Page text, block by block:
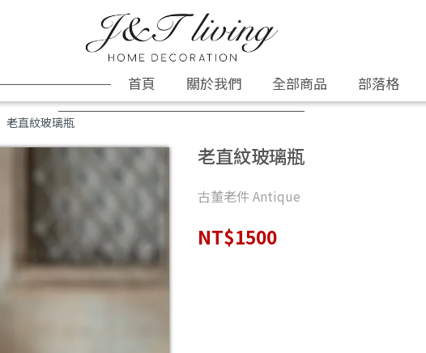
首頁 關於我們 全部商品 部落格
老直紋玻璃瓶
老直紋玻璃瓶
古董老件 Antique
NT$1500